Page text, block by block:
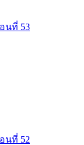
อนที่ 53
อนที่ 52